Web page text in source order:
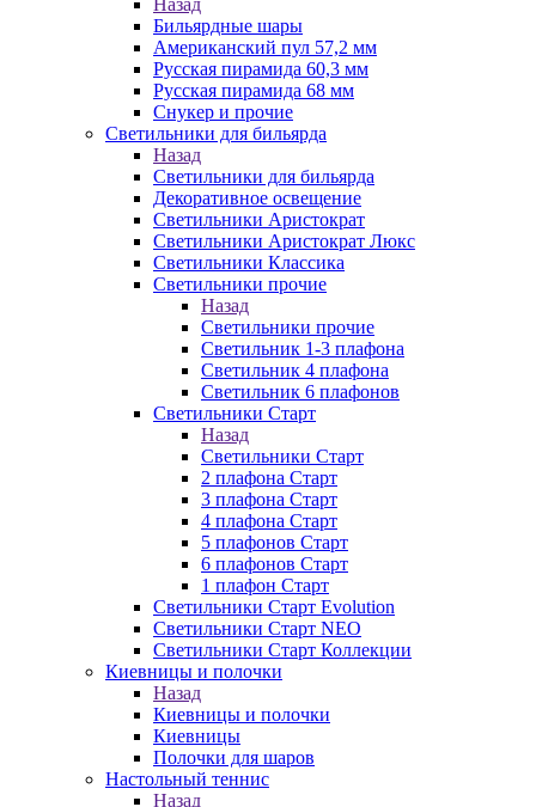
Назад
Бильярдные шары
Американский пул 57,2 мм
Русская пирамида 60,3 мм
Русская пирамида 68 мм
Снукер и прочие
Светильники для бильярда
Назад
Светильники для бильярда
Декоративное освещение
Светильники Аристократ
Светильники Аристократ Люкс
Светильники Классика
Светильники прочие
Назад
Светильники прочие
Светильник 1-3 плафона
Светильник 4 плафона
Светильник 6 плафонов
Светильники Старт
Назад
Светильники Старт
2 плафона Старт
3 плафона Старт
4 плафона Старт
5 плафонов Старт
6 плафонов Старт
1 плафон Старт
Светильники Старт Evolution
Светильники Старт NEO
Светильники Старт Коллекции
Киевницы и полочки
Назад
Киевницы и полочки
Киевницы
Полочки для шаров
Настольный теннис
Назад